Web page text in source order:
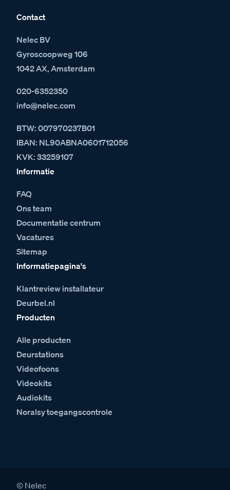
Contact
Nelec BV
Gyroscoopweg 106
1042 AX, Amsterdam
020-6352350
info@nelec.com
BTW: 007970237B01
IBAN: NL90ABNA0601712056
KVK: 33259107
Informatie
FAQ
Ons team
Documentatie centrum
Vacatures
Sitemap
Informatiepagina's
Klantreview installateur
Deurbel.nl
Producten
Alle producten
Deurstations
Videofoons
Videokits
Audiokits
Noralsy toegangscontrole
© Nelec